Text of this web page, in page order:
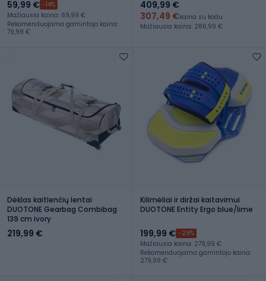
59,99 € -14%
Mažiausia kaina: 69,99 €
Rekomenduojama gamintojo kaina:
79,99 €
409,99 €
307,49 €kaina su kodu
Mažiausia kaina: 286,99 €
Dėklas kaitlenčių lentai
DUOTONE Gearbag Combibag
139 cm ivory
219,99 €
Kilimėliai ir diržai kaitavimui
DUOTONE Entity Ergo blue/lime
199,99 € -29%
Mažiausia kaina: 279,99 €
Rekomenduojama gamintojo kaina:
279,99 €